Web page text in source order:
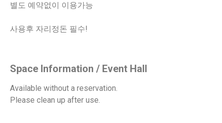
별도 예약없이 이용가능
사용후 자리정돈 필수!
Space Information / Event Hall
Available without a reservation.
Please clean up after use.